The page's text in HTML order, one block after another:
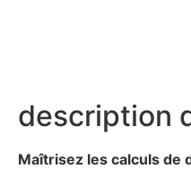
description
Maîtrisez les calculs de